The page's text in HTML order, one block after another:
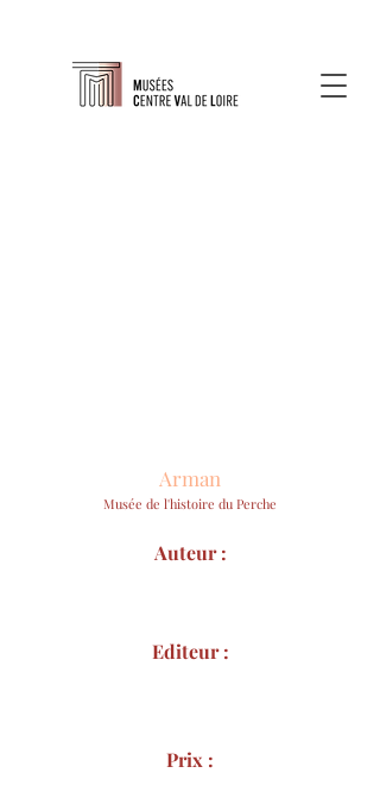
Arman
Musée de l'histoire du Perche
Auteur :
Editeur :
Prix :